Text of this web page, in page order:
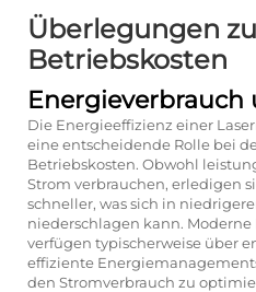
Überlegungen
Betriebskosten
Energieverbrauch
Die Energieeffizienz einer
eine entscheidende Rolle bei
Betriebskosten. Obwohl
Strom verbrauchen, erledigen
schneller, was sich in
niederschlagen kann.
verfügen typischerweise über
effiziente
den Stromverbrauch zu